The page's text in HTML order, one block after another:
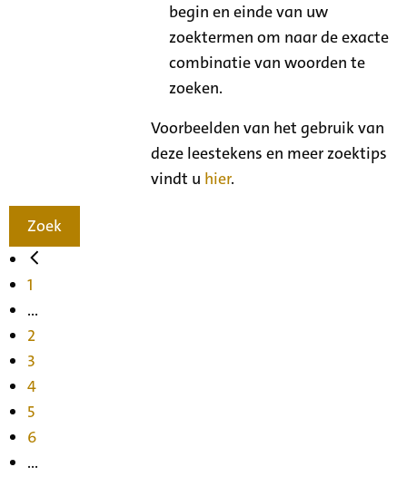
begin en einde van uw
zoektermen om naar de exacte
combinatie van woorden te
zoeken.
Voorbeelden van het gebruik van
deze leestekens en meer zoektips
vindt u hier.
Zoek
1
...
2
3
4
5
6
...